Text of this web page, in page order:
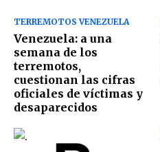
TERREMOTOS VENEZUELA
Venezuela: a una
semana de los
terremotos,
cuestionan las cifras
oficiales de víctimas y
desaparecidos